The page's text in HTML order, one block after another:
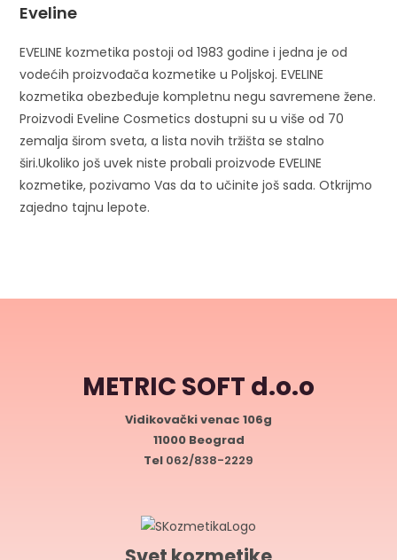
Eveline
EVELINE kozmetika postoji od 1983 godine i jedna je od
vodećih proizvođača kozmetike u Poljskoj.EVELINE
kozmetika obezbeđuje kompletnu negu savremene žene.
Proizvodi Eveline Cosmetics dostupni su u više od 70
zemalja širom sveta, a lista novih tržišta se stalno
širi.Ukoliko još uvek niste probali proizvode EVELINE
kozmetike, pozivamo Vas da to učinite još sada. Otkrijmo
zajedno tajnu lepote.
METRIC SOFT d.o.o
Vidikovački venac 106g
11000 Beograd
Tel 062/838-2229